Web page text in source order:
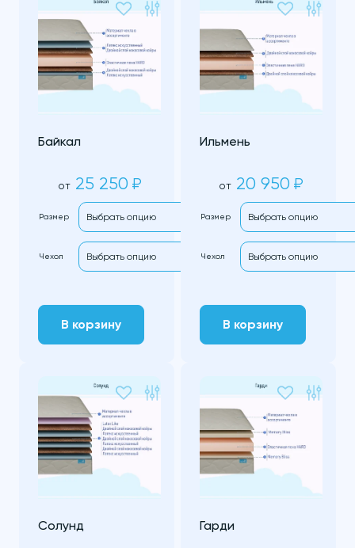
Байкал
от 25 250 ₽
Размер
Чехол
В корзину
Ильмень
от 20 950 ₽
Размер
Чехол
В корзину
Солунд Гарди